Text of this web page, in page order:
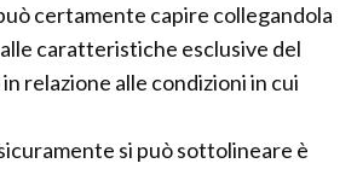
certamente capire collegandola
caratteristiche esclusive del
relazione alle condizioni in cui
si può sottolineare è